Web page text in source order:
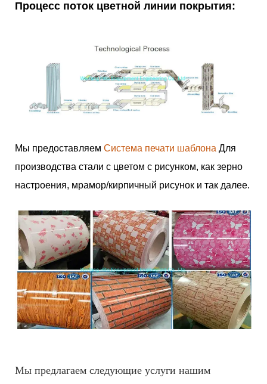
Процесс поток цветной линии покрытия:
Мы предоставляем Система печати шаблона Для
производства стали с цветом с рисунком, как зерно
настроения, мрамор/кирпичный рисунок и так далее.
Мы предлагаем следующие услуги нашим